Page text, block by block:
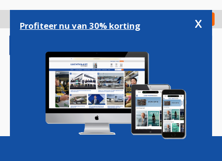
gaan
Check in
Magazine Podcasts Vacatures
Profiteer nu van 30% korting x